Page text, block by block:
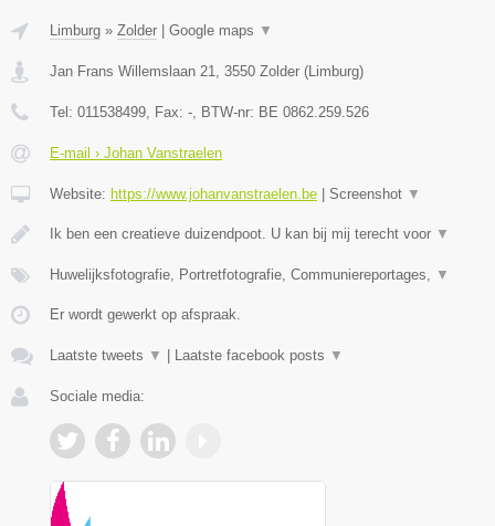
Limburg » Zolder Google maps ▼
Jan Frans Willemslaan 21 3550 Zolder ( Limburg)
Tel: 011538499 , Fax: - , BTW-nr: BE 0862.259.526
E-mail › Johan Vanstraelen
Website: https://www.johanvanstraelen.be Screenshot ▼
Ik ben een creatieve duizendpoot. U kan bij mij terecht voor ▼
Huwelijksfotografie, Portretfotografie, Communiereportages, ▼
Er wordt gewerkt op afspraak.
Laatste tweets ▼ Laatste facebook posts ▼
Sociale media: